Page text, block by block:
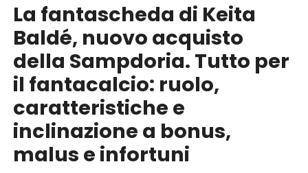
La fantascheda di Keita
Baldé, nuovo acquisto
della Sampdoria. Tutto per
il fantacalcio: ruolo,
caratteristiche e
inclinazione a bonus,
malus e infortuni